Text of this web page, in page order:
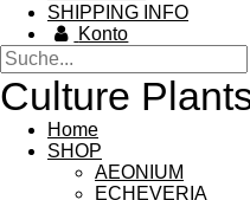
SHIPPING INFO
Konto
Culture
Home
SHOP
AEONIUM
ECHEVERIA